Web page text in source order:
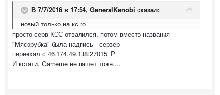
В 7/7/2016 в 17:54, GeneralKenobi сказал:
новый только на кс го
просто серв КСС отвалился, потом вместо названия
"Мясорубка" была надпись - сервер
переехал с 46.174.49.138:27015 IP
И кстати, Gameme не пашет тоже....